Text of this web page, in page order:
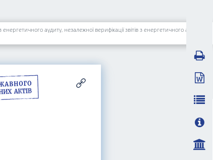
аудиту, незалежної верифікації звітів з енергетичного аудиту